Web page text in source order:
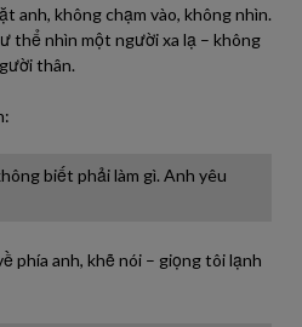
anh, không chạm vào, không nhìn.
thể nhìn một người xa lạ – không
thân.
biết phải làm gì. Anh yêu
phía anh, khẽ nói – giọng tôi lạnh